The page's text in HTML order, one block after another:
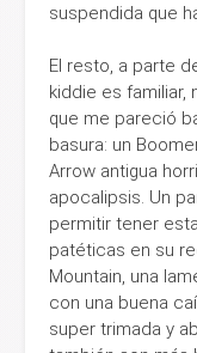
suspendida que
El resto, a parte
kiddie es familiar,
que me pareció
basura: un
Arrow antigua
apocalipsis. Un
permitir tener
patéticas en su
Mountain, una
con una buena
super trimada y